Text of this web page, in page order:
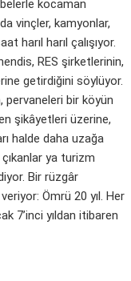
kocaman
vinçler, kamyonlar,
harıl harıl çalışıyor.
RES şirketlerinin,
getirdiğini söylüyor.
pervaneleri bir köyün
şikâyetleri üzerine,
halde daha uzağa
çıkanlar ya turizm
Bir rüzgâr
Ömrü 20 yıl. Her
7’inci yıldan itibaren